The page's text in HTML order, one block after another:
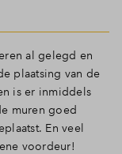
al gelegd en
plaatsing van de
is er inmiddels
muren goed
En veel
voordeur!